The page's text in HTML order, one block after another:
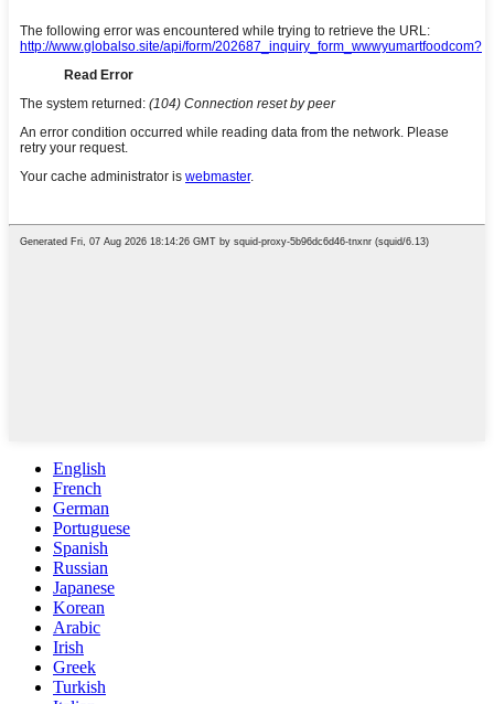
English
French
German
Portuguese
Spanish
Russian
Japanese
Korean
Arabic
Irish
Greek
Turkish